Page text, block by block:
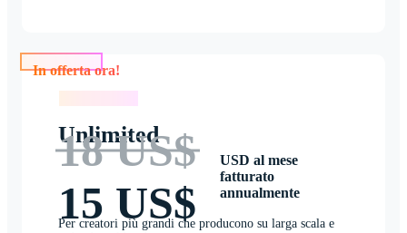
Unlimited
18 US$
15 US$
USD al mese
fatturato
annualmente
Per creatori più grandi che producono su larga scala e